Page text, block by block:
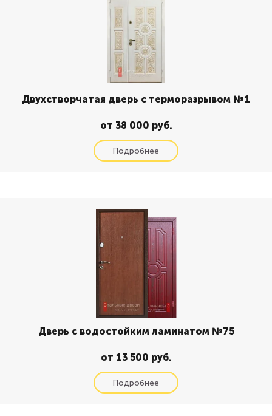
Двухстворчатая дверь с терморазрывом №1
от 38 000 руб.
Дверь с водостойким ламинатом №75
от 13 500 руб.